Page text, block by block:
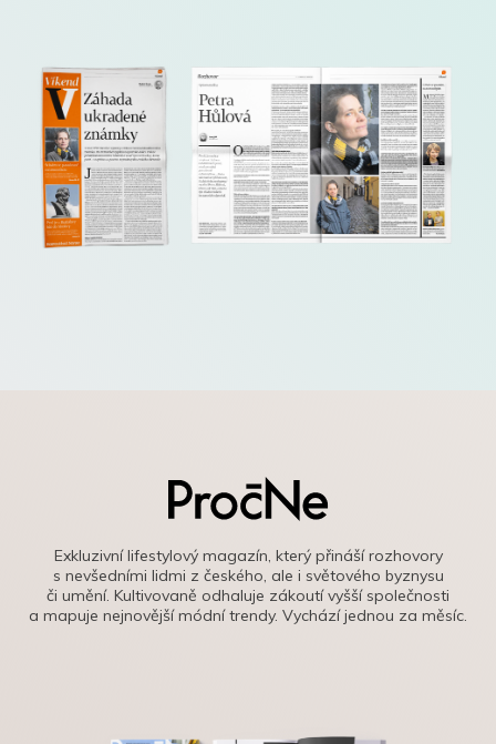
Exkluzivní lifestylový magazín, který přináší rozhovory
s nevšedními lidmi z českého, ale i světového byznysu
či umění. Kultivovaně odhaluje zákoutí vyšší společnosti
a mapuje nejnovější módní trendy. Vychází jednou za měsíc.